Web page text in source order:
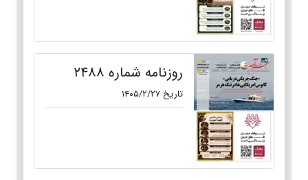
روزنامه شماره ۲۴۸۸
تاریخ ۱۴۰۵/۲/۲۷